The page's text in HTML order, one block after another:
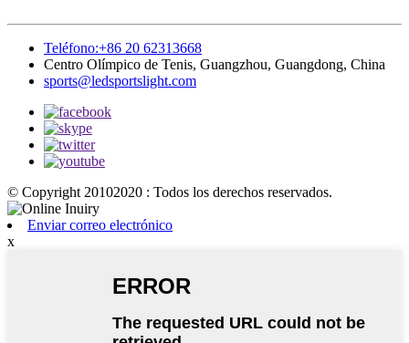
Teléfono:+86 20 62313668
Centro Olímpico de Tenis, Guangzhou, Guangdong, China
sports@ledsportslight.com
© Copyright 20102020 : Todos los derechos reservados.
Enviar correo electrónico
x